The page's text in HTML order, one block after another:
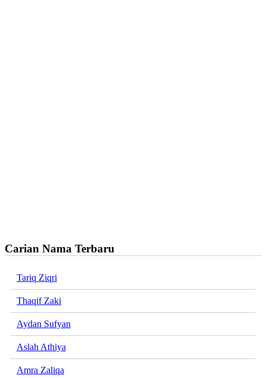
Carian Nama Terbaru
Tariq Ziqri
Thaqif Zaki
Aydan Sufyan
Aslah Athiya
Amra Zaliqa